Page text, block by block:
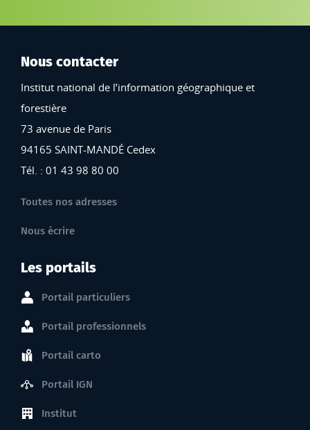
Nous contacter
Institut national de l’information géographique et
forestière
73 avenue de Paris
94165 SAINT-MANDÉ Cedex
Tél. : 01 43 98 80 00
Toutes nos adresses
Nous écrire
Les portails
Portail particuliers
Portail professionnels
Portail carto
Portail IGN
Institut